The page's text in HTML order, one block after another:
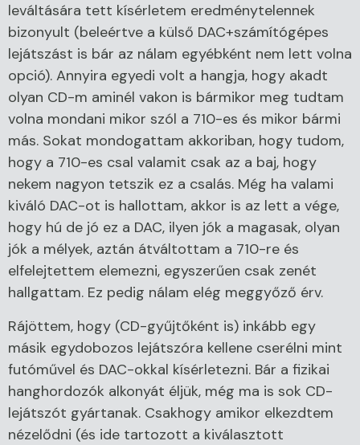
leváltására tett kísérletem eredménytelennek
bizonyult (beleértve a külső DAC+számítógépes
lejátszást is bár az nálam egyébként nem lett volna
opció). Annyira egyedi volt a hangja, hogy akadt
olyan CD-m aminél vakon is bármikor meg tudtam
volna mondani mikor szól a 710-es és mikor bármi
más. Sokat mondogattam akkoriban, hogy tudom,
hogy a 710-es csal valamit csak az a baj, hogy
nekem nagyon tetszik ez a csalás. Még ha valami
kiváló DAC-ot is hallottam, akkor is az lett a vége,
hogy hú de jó ez a DAC, ilyen jók a magasak, olyan
jók a mélyek, aztán átváltottam a 710-re és
elfelejtettem elemezni, egyszerűen csak zenét
hallgattam. Ez pedig nálam elég meggyőző érv.
Rájöttem, hogy (CD-gyűjtőként is) inkább egy
másik egydobozos lejátszóra kellene cserélni mint
futóművel és DAC-okkal kísérletezni. Bár a fizikai
hanghordozók alkonyát éljük, még ma is sok CD-
lejátszót gyártanak. Csakhogy amikor elkezdtem
nézelődni (és ide tartozott a kiválasztott